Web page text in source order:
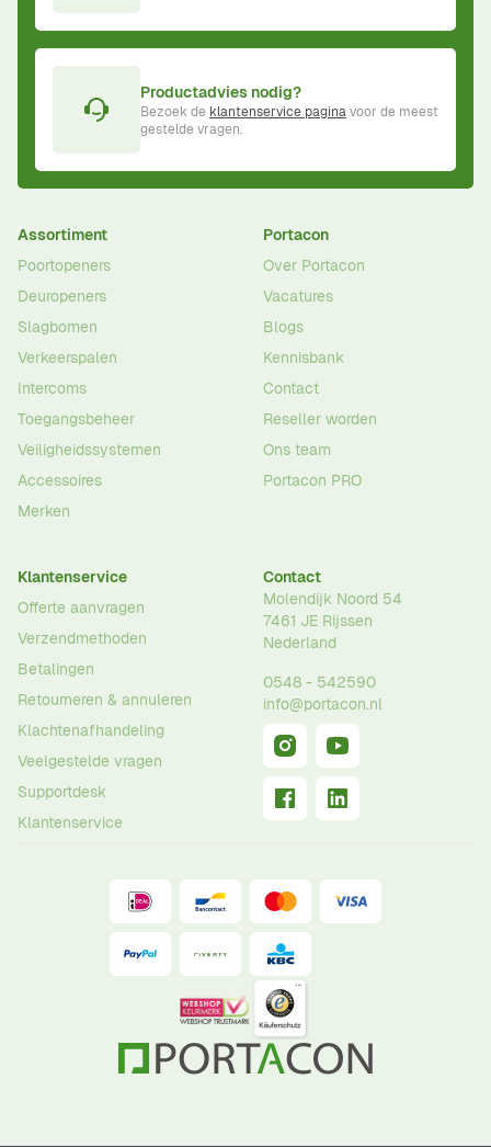
Productadvies nodig?
Bezoek de klantenservice paginavoor de meest
gestelde vragen.
Assortiment
Poortopeners
Deuropeners
Slagbomen
Verkeerspalen
Intercoms
Toegangsbeheer
Veiligheidssystemen
Accessoires
Merken
Portacon
Over Portacon
Vacatures
Blogs
Kennisbank
Contact
Reseller worden
Ons team
Portacon PRO
Klantenservice
Offerte aanvragen
Verzendmethoden
Betalingen
Retourneren & annuleren
Klachtenafhandeling
Veelgestelde vragen
Supportdesk
Klantenservice
Contact
Molendijk Noord 54
7461 JE Rijssen
Nederland
0548 - 542590
info@portacon.nl